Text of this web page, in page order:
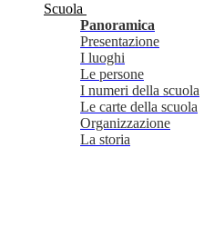
Scuola
Panoramica
Presentazione
I luoghi
Le persone
I numeri della scuola
Le carte della scuola
Organizzazione
La storia